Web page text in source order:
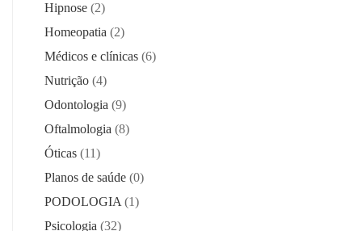
Hipnose (2)
Homeopatia (2)
Médicos e clínicas (6)
Nutrição (4)
Odontologia (9)
Oftalmologia (8)
Óticas (11)
Planos de saúde (0)
PODOLOGIA (1)
Psicologia (32)